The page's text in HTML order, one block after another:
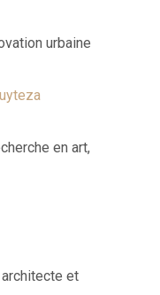
urbaine
en art,
et